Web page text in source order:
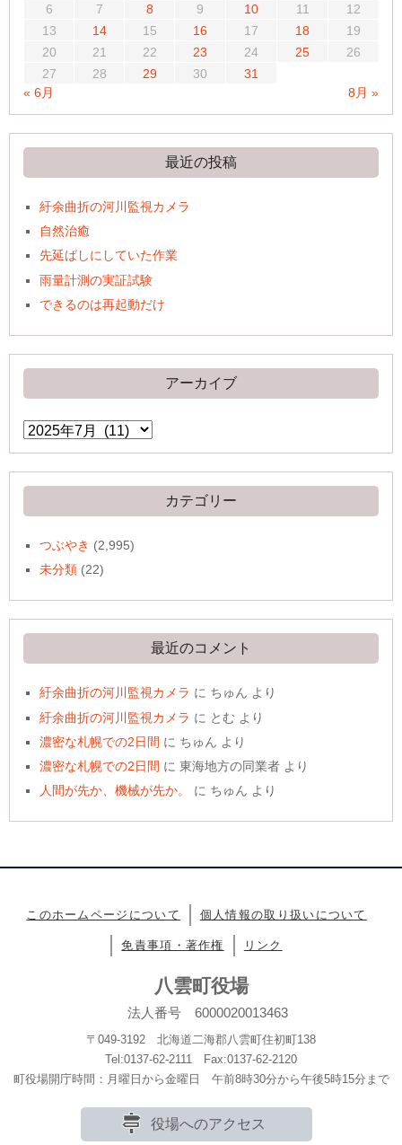
6
7 8 9 10 11
12
13
14 15 16 17 18
19
20
21 22 23 24 25
26
27
28 29 30
31
« 6月
8月 »
最近の投稿
紆余曲折の河川監視カメラ
自然治癒
先延ばしにしていた作業
雨量計測の実証試験
できるのは再起動だけ
アーカイブ
ア
ー
イ
ブ
カテゴリー
つぶやき (2,995)
未分類 (22)
最近のコメント
紆余曲折の河川監視カメラ に ちゅん より
紆余曲折の河川監視カメラ に とむ より
濃密な札幌での2日間 に ちゅん より
濃密な札幌での2日間 に東海地方の同業者 より
人間が先か、機械が先か。
に ちゅん より
このホームページについて 個人情報の取り扱いについて
免責事項・著作権 リンク
八雲町役場
法人番号 6000020013463
〒049-3192 北海道二海郡八雲町住初町138
Tel:0137-62-2111 Fax:0137-62-2120
町役場開庁時間：月曜日から金曜日 午前8時30分から午後5時15分まで
役場へのアクセス